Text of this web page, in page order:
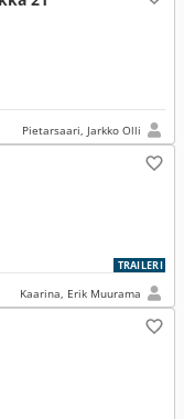
Pietarsaari, Jarkko Olli
TRAILERI
Kaarina, Erik Muurama